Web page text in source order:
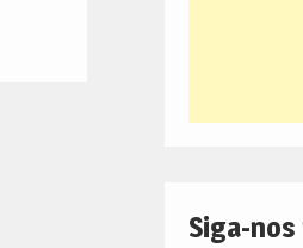
Siga-nos